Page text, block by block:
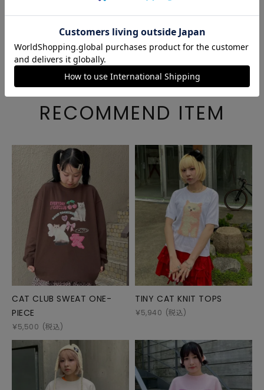
ご注文後のキャンセル・変更について
RECOMMEND ITEM
CAT CLUB SWEAT ONE-
PIECE
￥5,500 (税込)
TINY CAT KNIT TOPS
￥5,940 (税込)